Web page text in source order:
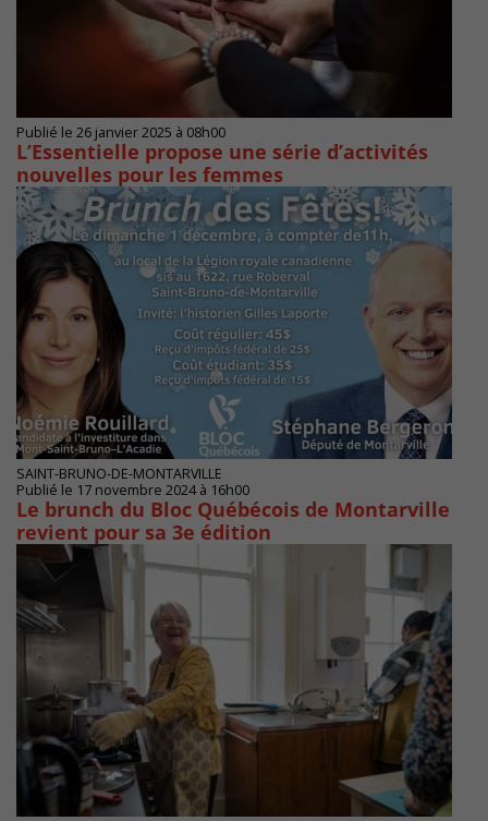
Publié le 26 janvier 2025 à 08h00
L’Essentielle propose une série d’activités
nouvelles pour les femmes
SAINT-BRUNO-DE-MONTARVILLE
Publié le 17 novembre 2024 à 16h00
Le brunch du Bloc Québécois de Montarville
revient pour sa 3e édition